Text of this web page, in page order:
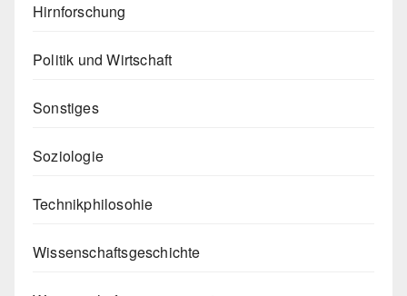
Hirnforschung
Politik und Wirtschaft
Sonstiges
Soziologie
Technikphilosohie
Wissenschaftsgeschichte